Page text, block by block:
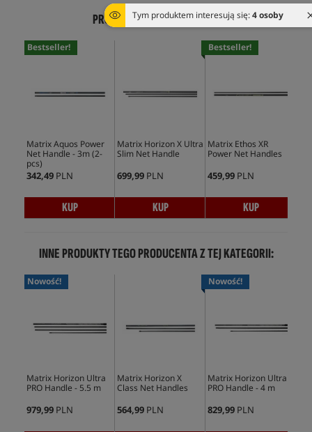
Tym produktem interesują się:4 osoby
PRODUKTY Z TEJ SAMEJ SERII
Bestseller!
Matrix Aquos Power
Net Handle - 3m (2-
pcs)
342,49 PLN
KUP
Matrix Horizon X Ultra
Slim Net Handle
699,99 PLN
KUP
Bestseller!
Matrix Ethos XR
Power Net Handles
459,99 PLN
KUP
INNE PRODUKTY TEGO PRODUCENTA Z TEJ KATEGORII:
Nowość!
Matrix Horizon Ultra
PRO Handle - 5.5 m
979,99 PLN
Matrix Horizon X
Class Net Handles
564,99 PLN
Nowość!
Matrix Horizon Ultra
PRO Handle - 4 m
829,99 PLN